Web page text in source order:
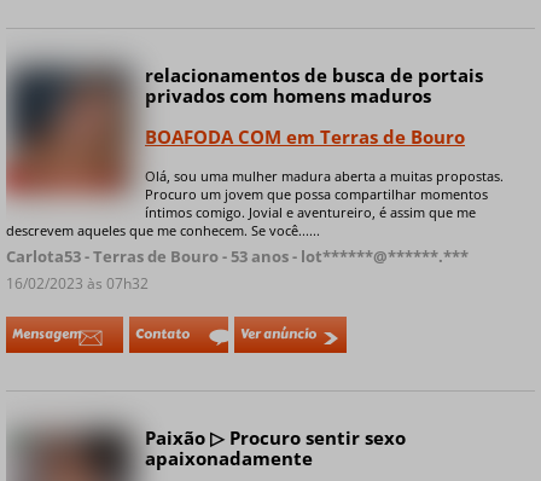
relacionamentos de busca de portais
privados com homens maduros
BOAFODA COM em Terras de Bouro
Olá, sou uma mulher madura aberta a muitas propostas.
Procuro um jovem que possa compartilhar momentos
íntimos comigo. Jovial e aventureiro, é assim que me
descrevem aqueles que me conhecem. Se você......
Carlota53 - Terras de Bouro - 53 anos - lot******@******.***
16/02/2023 às 07h32
Mensagem Contato Ver anúncio
Paixão ▷ Procuro sentir sexo
apaixonadamente